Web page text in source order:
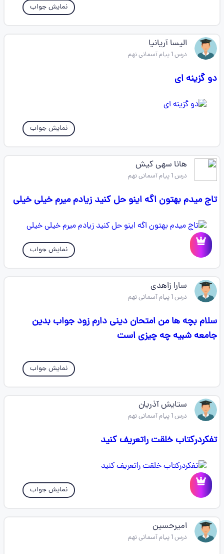
نمایش جواب
الیسا آریانیا
درس 1 پیام آسمانی نهم
دو گزینه ای
نمایش جواب
هانا سهی کیش
درس 1 پیام آسمانی نهم
تاج میدم بهتون اگه اینو حل کنید زیادم میرم خیلی خیلی
نمایش جواب
سارا زاهدی
درس 1 پیام آسمانی نهم
سلام بچه ها من امتحان دینی دارم زود جواب بدین
جامعه شبیه چه چیزی است
نمایش جواب
ستایش آذریان
درس 1 پیام آسمانی نهم
تفکردرکتاب خلقت راتعریف کنید
نمایش جواب
امیرحسین
درس 1 پیام آسمانی نهم